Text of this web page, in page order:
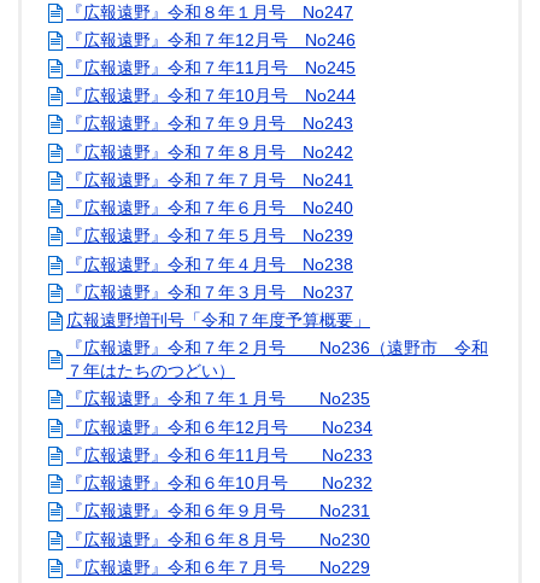
『広報遠野』令和８年１月号 No247
『広報遠野』令和７年12月号 No246
『広報遠野』令和７年11月号 No245
『広報遠野』令和７年10月号 No244
『広報遠野』令和７年９月号 No243
『広報遠野』令和７年８月号 No242
『広報遠野』令和７年７月号 No241
『広報遠野』令和７年６月号 No240
『広報遠野』令和７年５月号 No239
『広報遠野』令和７年４月号 No238
『広報遠野』令和７年３月号 No237
広報遠野増刊号「令和７年度予算概要」
『広報遠野』令和７年２月号 No236（遠野市 令和
７年はたちのつどい）
『広報遠野』令和７年１月号 No235
『広報遠野』令和６年12月号 No234
『広報遠野』令和６年11月号 No233
『広報遠野』令和６年10月号 No232
『広報遠野』令和６年９月号 No231
『広報遠野』令和６年８月号 No230
『広報遠野』令和６年７月号 No229